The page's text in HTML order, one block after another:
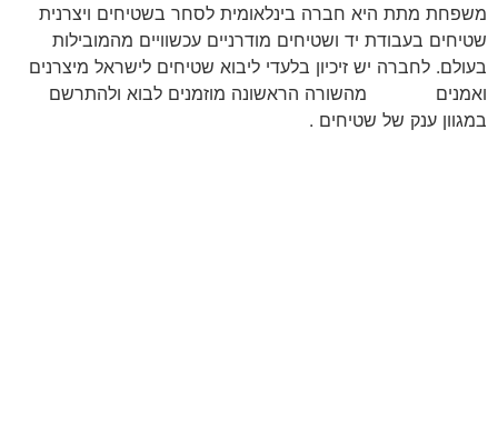
משפחת מתת היא חברה בינלאומית לסחר בשטיחים ויצרנית
שטיחים בעבודת יד ושטיחים מודרניים עכשוויים מהמובילות
בעולם. לחברה יש זיכיון בלעדי ליבוא שטיחים לישראל מיצרנים
ואמנים
מהשורה הראשונה מוזמנים לבוא ולהתרשם
במגוון ענק של שטיחים .